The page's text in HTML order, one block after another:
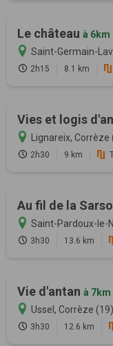
Le château à 6km
Saint-Germain-
2h15 8.1 km
Vies et logis
Lignareix, Corrèze
2h30 9 km
Au fil de la
Saint-Pardoux-le-
3h30 13.6 km
Vie d'antan à 7km
Ussel, Corrèze (19)
3h30 12.6 km